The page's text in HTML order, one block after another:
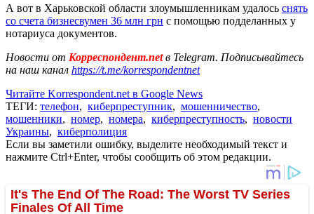
А вот в Харьковской области злоумышленникам удалось снять
со счета бизнесвумен 36 млн грн с помощью подделанных у
нотариуса документов.
Новости от Корреспондент.netв Telegram. Подписывайтесь
на наш канал https://t.me/korrespondentnet
Читайте Korrespondent.net в Google News
ТЕГИ: телефон, киберпреступник, мошенничество,
мошенники, номер, номера, киберпреступность, новости
Украины, киберполиция
Если вы заметили ошибку, выделите необходимый текст и
нажмите Ctrl+Enter, чтобы сообщить об этом редакции.